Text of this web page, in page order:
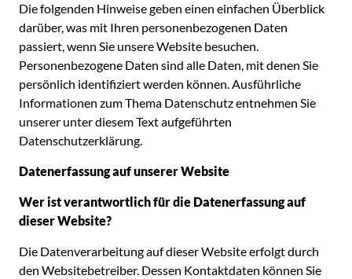
Die folgenden Hinweise geben einen einfachen Überblick
darüber, was mit Ihren personenbezogenen Daten
passiert, wenn Sie unsere Website besuchen.
Personenbezogene Daten sind alle Daten, mit denen Sie
persönlich identifiziert werden können. Ausführliche
Informationen zum Thema Datenschutz entnehmen Sie
unserer unter diesem Text aufgeführten
Datenschutzerklärung.
Datenerfassung auf unserer Website
Wer ist verantwortlich für die Datenerfassung auf
dieser Website?
Die Datenverarbeitung auf dieser Website erfolgt durch
den Websitebetreiber. Dessen Kontaktdaten können Sie